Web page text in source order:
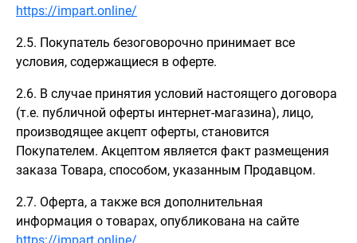
https://impart.online/
2.5. Покупатель безоговорочно принимает все
условия, содержащиеся в оферте.
2.6. В случае принятия условий настоящего договора
(т.е. публичной оферты интернет-магазина), лицо,
производящее акцепт оферты, становится
Покупателем. Акцептом является факт размещения
заказа Товара, способом, указанным Продавцом.
2.7. Оферта, а также вся дополнительная
информация о товарах, опубликована на сайте